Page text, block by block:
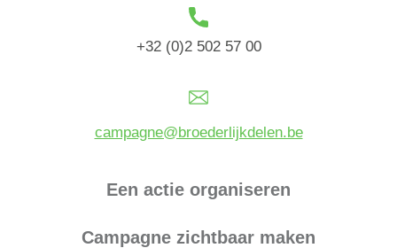
+32 (0)2 502 57 00
campagne@broederlijkdelen.be
Een actie organiseren
Campagne zichtbaar maken